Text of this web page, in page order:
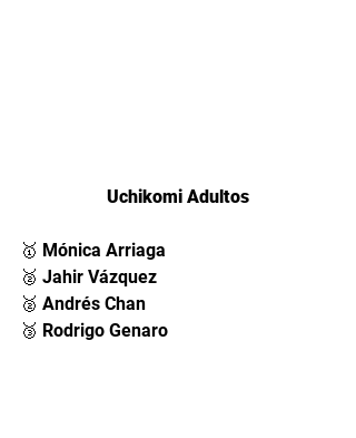
Uchikomi Adultos
🥇 Mónica Arriaga
🥈 Jahir Vázquez
🥈 Andrés Chan
🥉 Rodrigo Genaro